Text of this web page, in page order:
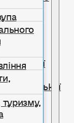
про